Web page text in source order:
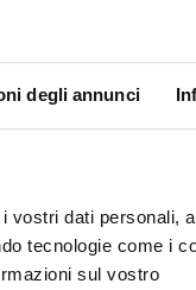
degli annunci
vostri dati personali,
tecnologie come i
sul vostro